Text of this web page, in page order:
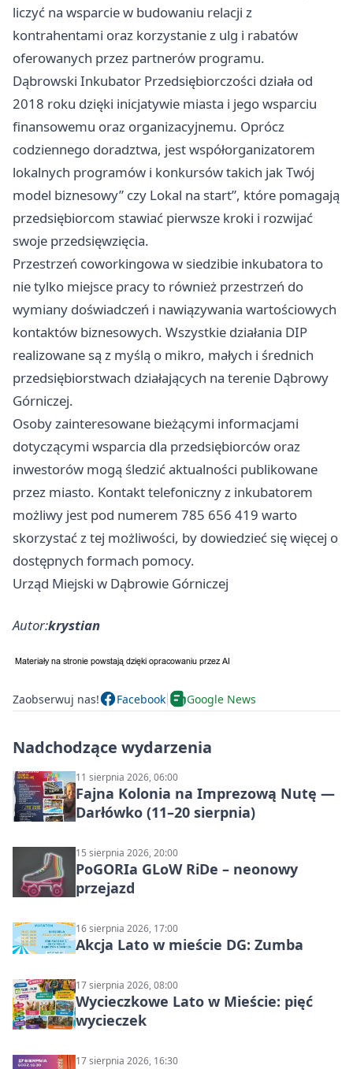
liczyć na wsparcie w budowaniu relacji z
kontrahentami oraz korzystanie z ulg i rabatów
oferowanych przez partnerów programu.
Dąbrowski Inkubator Przedsiębiorczości działa od
2018 roku dzięki inicjatywie miasta i jego wsparciu
finansowemu oraz organizacyjnemu. Oprócz
codziennego doradztwa, jest współorganizatorem
lokalnych programów i konkursów takich jak Twój
model biznesowy” czy Lokal na start”, które pomagają
przedsiębiorcom stawiać pierwsze kroki i rozwijać
swoje przedsięwzięcia.
Przestrzeń coworkingowa w siedzibie inkubatora to
nie tylko miejsce pracy to również przestrzeń do
wymiany doświadczeń i nawiązywania wartościowych
kontaktów biznesowych. Wszystkie działania DIP
realizowane są z myślą o mikro, małych i średnich
przedsiębiorstwach działających na terenie Dąbrowy
Górniczej.
Osoby zainteresowane bieżącymi informacjami
dotyczącymi wsparcia dla przedsiębiorców oraz
inwestorów mogą śledzić aktualności publikowane
przez miasto. Kontakt telefoniczny z inkubatorem
możliwy jest pod numerem 785 656 419 warto
skorzystać z tej możliwości, by dowiedzieć się więcej o
dostępnych formach pomocy.
Urząd Miejski w Dąbrowie Górniczej
Autor:krystian
Zaobserwuj nas! Facebook Google News
Nadchodzące wydarzenia
11 sierpnia 2026, 06:00
Fajna Kolonia na Imprezową Nutę —
Darłówko (11–20 sierpnia)
15 sierpnia 2026, 20:00
PoGORIa GLoW RiDe – neonowy
przejazd
16 sierpnia 2026, 17:00
Akcja Lato w mieście DG: Zumba
17 sierpnia 2026, 08:00
Wycieczkowe Lato w Mieście: pięć
wycieczek
17 sierpnia 2026, 16:30